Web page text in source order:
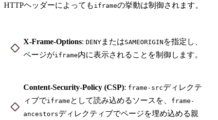
HTTPヘッダーによっても iframeの挙動は制御されます。
X-Frame-Options: DENY またはSAMEORIGIN を指定し、
ページがiframe内に表示されることを制御します。
Content-Security-Policy (CSP): frame-srcディレクテ
ィブでiframe として読み込めるソースを、
frame-
ancestorsディレクティブでページを埋め込める親